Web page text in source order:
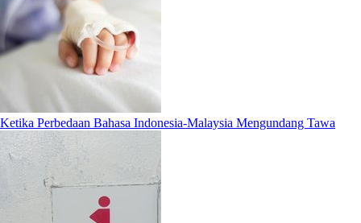
Ketika Perbedaan Bahasa Indonesia-Malaysia Mengundang Tawa